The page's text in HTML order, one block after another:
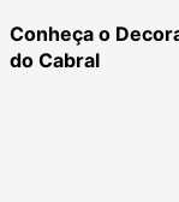
Conheça o
do Cabral